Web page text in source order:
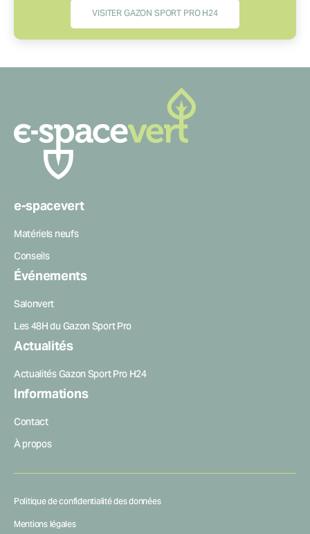
VISITER GAZON SPORT PRO H24
e-spacevert
Matériels neufs
Conseils
Événements
Salonvert
Les 48H du Gazon Sport Pro
Actualités
Actualités Gazon Sport Pro H24
Informations
Contact
À propos
Politique de confidentialité des données
Mentions légales